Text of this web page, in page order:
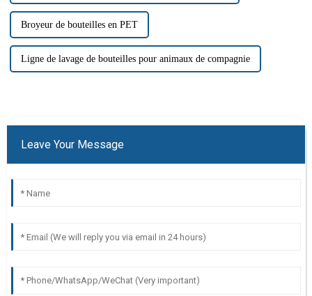
Broyeur de bouteilles en PET
Ligne de lavage de bouteilles pour animaux de compagnie
Leave Your Message